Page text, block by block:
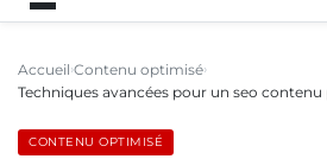
Accueil Contenu optimisé
Techniques avancées pour un seo
CONTENU OPTIMISÉ